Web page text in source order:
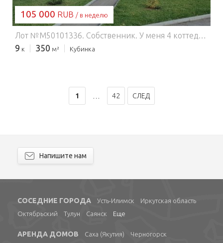
105 000 RUB / в неделю
9 к 350 м² Кубинка
1 … 42 СЛЕД
Напишите нам
СОСЕДНИЕ ГОРОДА Усть-Илимск
Иркутская область
Октябрьский
Тулун Саянск Еще
АРЕНДА ДОМОВ Саха (Якутия)
Черногорск